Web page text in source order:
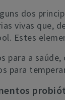
dos
vivas que,
Estes
para a
para